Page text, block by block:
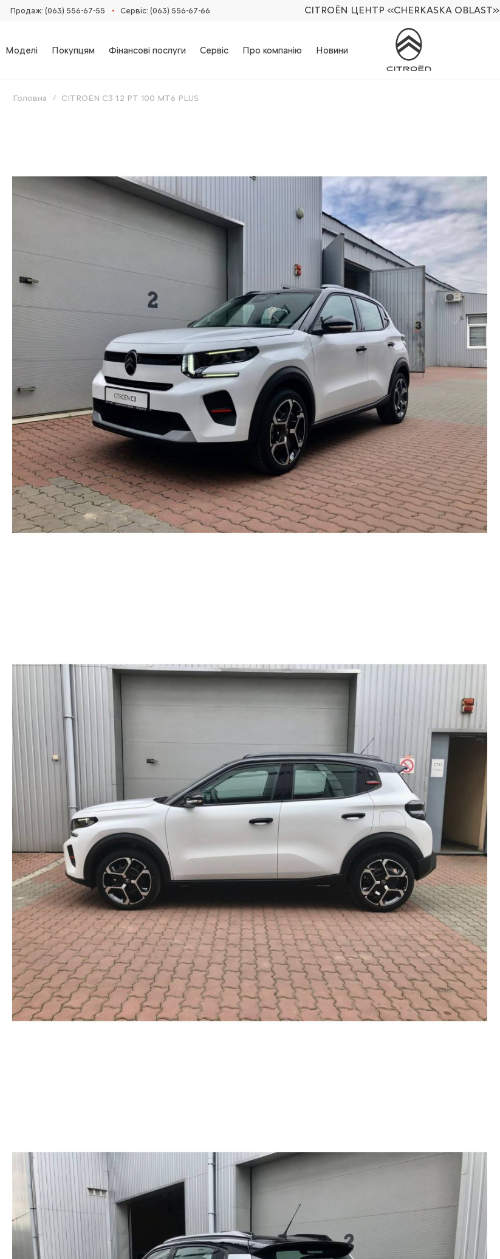
Продаж: (063) 556-67-55 • Сервіс: (063) 556-67-66 CITROËN ЦЕНТР «CHERKASKA OBLAST»
Моделі Покупцям Фінансові послуги Сервіс Про компанію Новини
Головна CITROЁN C3 1.2 PT 100 MT6 PLUS
images